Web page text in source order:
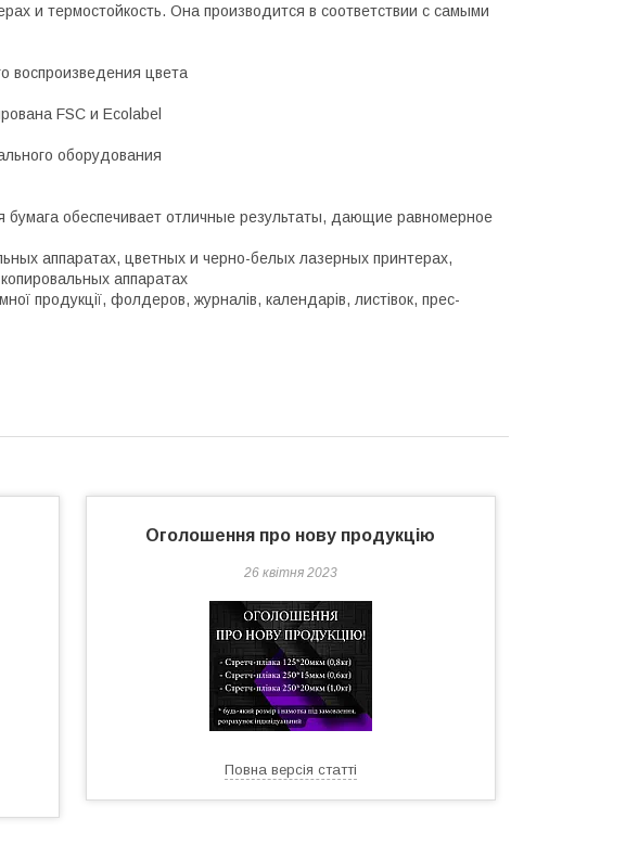
и термостойкость. Она производится в соответствии с самыми
воспроизведения цвета
FSC и Ecolabel
оборудования
бумага обеспечивает отличные результаты, дающие равномерное
аппаратах, цветных и черно-белых лазерных принтерах,
аппаратах
продукції, фолдеров, журналів, календарів, листівок, прес-
Оголошення про нову продукцію
26 квітня 2023
Повна версія статті